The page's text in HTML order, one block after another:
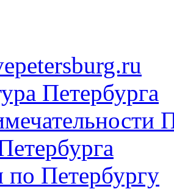
Петербурга
по Петербургу